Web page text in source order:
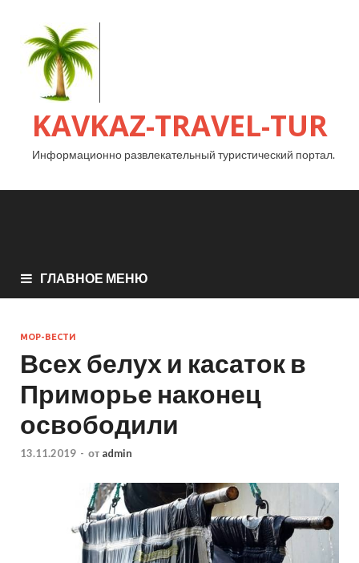
KAVKAZ-TRAVEL-TUR
Информационно развлекательный туристический портал.
ГЛАВНОЕ МЕНЮ
МОР-ВЕСТИ
Всех белух и касаток в
Приморье наконец
освободили
13.11.2019 - от admin